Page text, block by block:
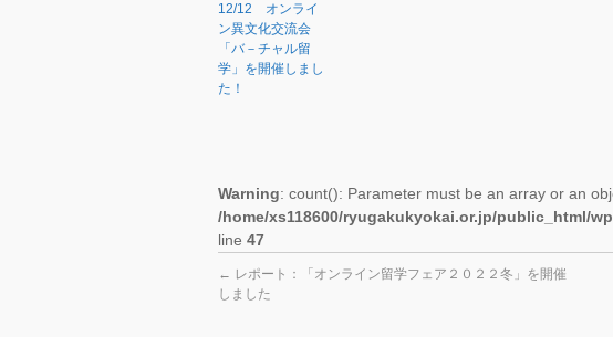
12/12 オンライ
ン異文化交流会
「バ－チャル留
学」を開催しまし
た！
Warning: count(): Parameter must be an array or an
/home/xs118600/ryugakukyokai.or.jp/public_html/
line 47
← レポート：「オンライン留学フェア２０２２冬」を開催
しました